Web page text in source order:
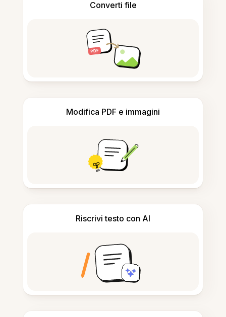
Converti file
Modifica PDF e immagini
Riscrivi testo con AI